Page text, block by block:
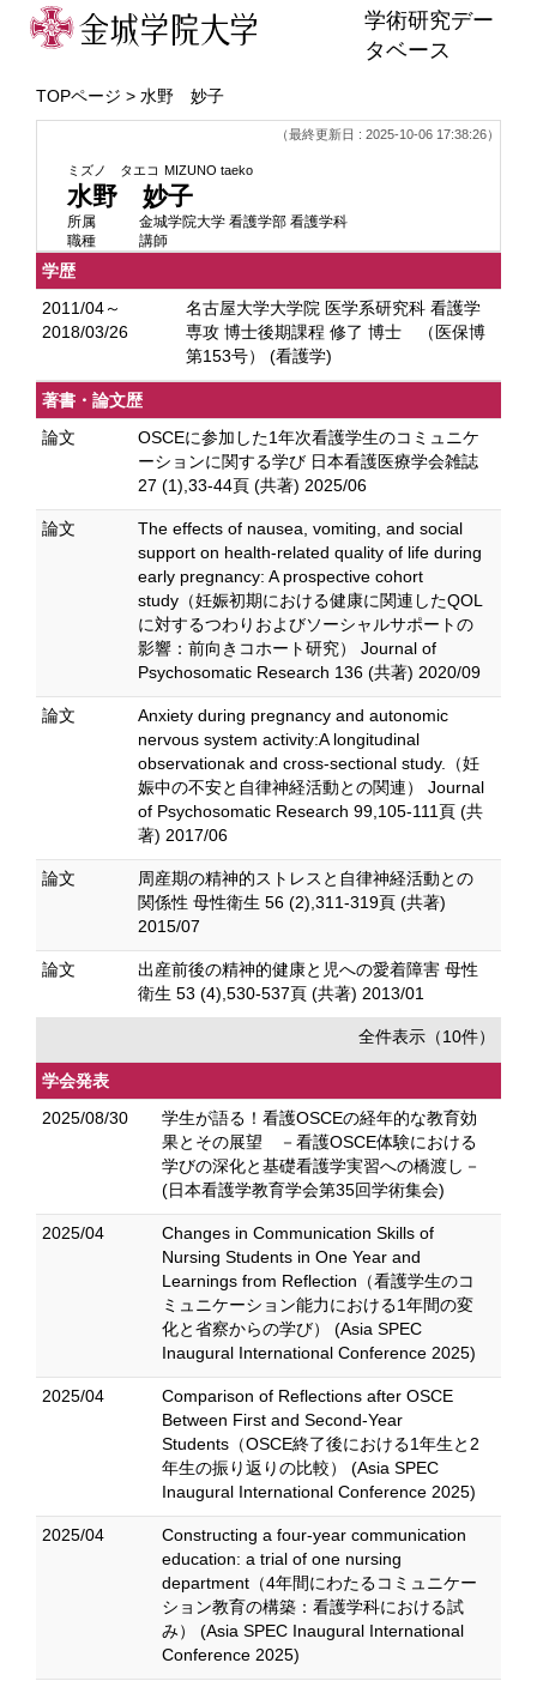
学術研究デー
タベース
TOPページ > 水野 妙子
（最終更新日 : 2025-10-06 17:38:26）
ミズノ タエコ MIZUNO taeko
水野 妙子
所属
金城学院大学 看護学部 看護学科
職種
講師
学歴
2011/04～
2018/03/26
名古屋大学大学院 医学系研究科 看護学
専攻 博士後期課程 修了 博士 （医保博
第153号） (看護学)
著書・論文歴
論文
OSCEに参加した1年次看護学生のコミュニケ
ーションに関する学び 日本看護医療学会雑誌
27 (1),33-44頁 (共著) 2025/06
論文
The effects of nausea, vomiting, and social
support on health-related quality of life during
early pregnancy: A prospective cohort
study（妊娠初期における健康に関連したQOL
に対するつわりおよびソーシャルサポートの
影響：前向きコホート研究） Journal of
Psychosomatic Research 136 (共著) 2020/09
論文
Anxiety during pregnancy and autonomic
nervous system activity:A longitudinal
observationak and cross-sectional study.（妊
娠中の不安と自律神経活動との関連） Journal
of Psychosomatic Research 99,105-111頁 (共
著) 2017/06
論文
周産期の精神的ストレスと自律神経活動との
関係性 母性衛生 56 (2),311-319頁 (共著)
2015/07
論文
出産前後の精神的健康と児への愛着障害 母性
衛生 53 (4),530-537頁 (共著) 2013/01
全件表示（10件）
学会発表
2025/08/30
学生が語る！看護OSCEの経年的な教育効
果とその展望 －看護OSCE体験における
学びの深化と基礎看護学実習への橋渡し－
(日本看護学教育学会第35回学術集会)
2025/04
Changes in Communication Skills of
Nursing Students in One Year and
Learnings from Reflection（看護学生のコ
ミュニケーション能力における1年間の変
化と省察からの学び） (Asia SPEC
Inaugural International Conference 2025)
2025/04
Comparison of Reflections after OSCE
Between First and Second-Year
Students（OSCE終了後における1年生と2
年生の振り返りの比較） (Asia SPEC
Inaugural International Conference 2025)
2025/04
Constructing a four-year communication
education: a trial of one nursing
department（4年間にわたるコミュニケー
ション教育の構築：看護学科における試
み） (Asia SPEC Inaugural International
Conference 2025)